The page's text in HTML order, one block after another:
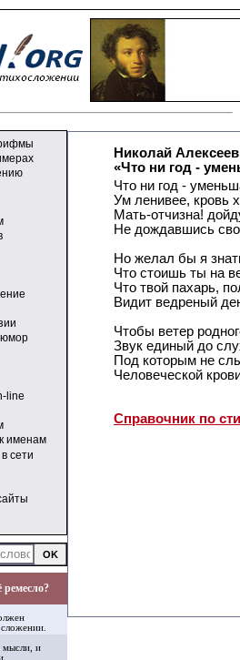
юмор
line
именам
сети
ремесло?
мысли, и
Николай
«Что ни год -
Что ни год -
Ум ленивее, кровь
Мать-отчизна!
Не дождавшись
Но желал бы я
Что стоишь ты на
Что твой пахарь,
Видит ведреный
Чтобы ветер
Звук единый до
Под которым не
Человеческой
Справочник по